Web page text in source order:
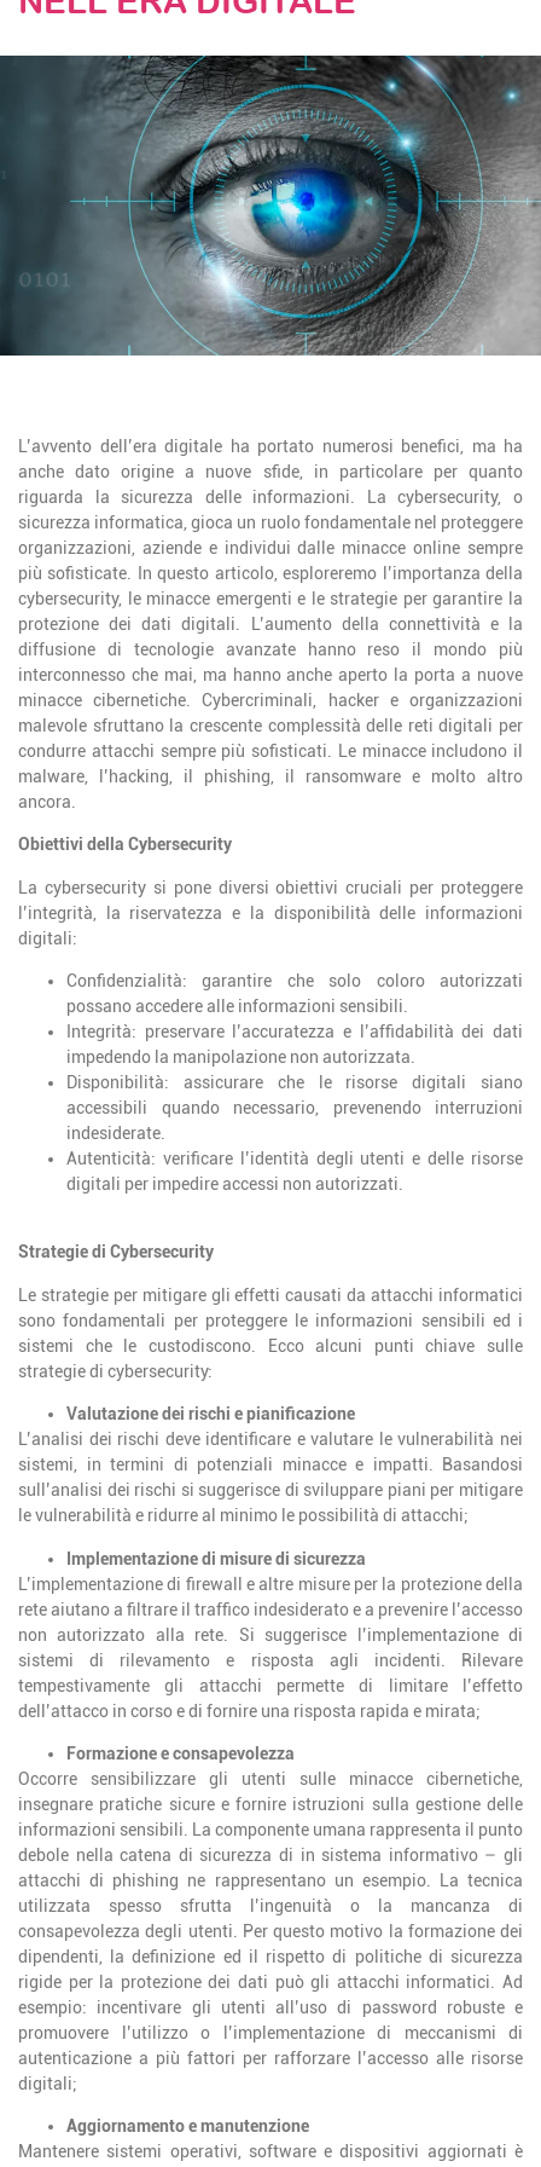
STAY TUNED
L’avvento dell’era digitale ha portato numerosi benefici, ma ha
anche dato origine a nuove sfide, in particolare per quanto
riguarda la sicurezza delle informazioni. La cybersecurity, o
sicurezza informatica, gioca un ruolo fondamentale nel proteggere
organizzazioni, aziende e individui dalle minacce online sempre
più sofisticate. In questo articolo, esploreremo l’importanza della
cybersecurity, le minacce emergenti e le strategie per garantire la
protezione dei dati digitali. L’aumento della connettività e la
diffusione di tecnologie avanzate hanno reso il mondo più
interconnesso che mai, ma hanno anche aperto la porta a nuove
minacce cibernetiche. Cybercriminali, hacker e organizzazioni
malevole sfruttano la crescente complessità delle reti digitali per
condurre attacchi sempre più sofisticati. Le minacce includono il
malware, l’hacking, il phishing, il ransomware e molto altro
ancora.
Obiettivi della Cybersecurity
La cybersecurity si pone diversi obiettivi cruciali per proteggere
l’integrità, la riservatezza e la disponibilità delle informazioni
digitali:
Confidenzialità: garantire che solo coloro autorizzati
possano accedere alle informazioni sensibili.
Integrità: preservare l’accuratezza e l’affidabilità dei dati
impedendo la manipolazione non autorizzata.
Disponibilità: assicurare che le risorse digitali siano
accessibili quando necessario, prevenendo interruzioni
indesiderate.
Autenticità: verificare l’identità degli utenti e delle risorse
digitali per impedire accessi non autorizzati.
Strategie di Cybersecurity
Le strategie per mitigare gli effetti causati da attacchi informatici
sono fondamentali per proteggere le informazioni sensibili ed i
sistemi che le custodiscono. Ecco alcuni punti chiave sulle
strategie di cybersecurity:
Valutazione dei rischi e pianificazione
L’analisi dei rischi deve identificare e valutare le vulnerabilità nei
sistemi, in termini di potenziali minacce e impatti. Basandosi
sull’analisi dei rischi si suggerisce di sviluppare piani per mitigare
le vulnerabilità e ridurre al minimo le possibilità di attacchi;
Implementazione di misure di sicurezza
L’implementazione di firewall e altre misure per la protezione della
rete aiutano a filtrare il traffico indesiderato e a prevenire l’accesso
non autorizzato alla rete. Si suggerisce l’implementazione di
sistemi di rilevamento e risposta agli incidenti. Rilevare
tempestivamente gli attacchi permette di limitare l’effetto
dell’attacco in corso e di fornire una risposta rapida e mirata;
Formazione e consapevolezza
Occorre sensibilizzare gli utenti sulle minacce cibernetiche,
insegnare pratiche sicure e fornire istruzioni sulla gestione delle
informazioni sensibili. La componente umana rappresenta il punto
debole nella catena di sicurezza di in sistema informativo – gli
attacchi di phishing ne rappresentano un esempio. La tecnica
utilizzata spesso sfrutta l’ingenuità o la mancanza di
consapevolezza degli utenti. Per questo motivo la formazione dei
dipendenti, la definizione ed il rispetto di politiche di sicurezza
rigide per la protezione dei dati può gli attacchi informatici. Ad
esempio: incentivare gli utenti all’uso di password robuste e
promuovere l’utilizzo o l’implementazione di meccanismi di
autenticazione a più fattori per rafforzare l’accesso alle risorse
digitali;
Aggiornamento e manutenzione
Mantenere sistemi operativi, software e dispositivi aggiornati è